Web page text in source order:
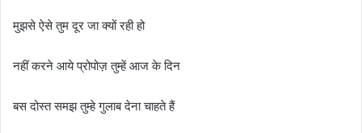
मुझसे ऐसे तुम दूर जा क्यों रही हो
नहीं करने आये प्रोपोज़ तुम्हें आज के दिन
बस दोस्त समझ तुम्हे गुलाब देना चाहते हैं